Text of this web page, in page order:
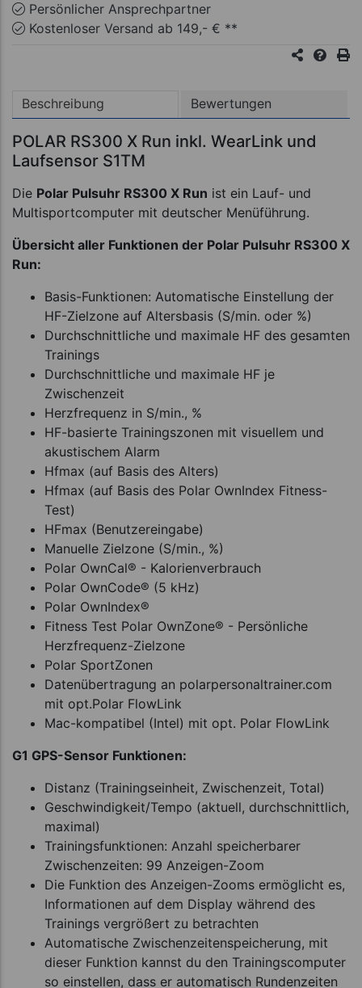
Persönlicher Ansprechpartner
Kostenloser Versand ab 149,- € **
Beschreibung Bewertungen
POLAR RS300 X Run inkl. WearLink und
Laufsensor S1TM
Die Polar Pulsuhr RS300 X Run ist ein Lauf- und
Multisportcomputer mit deutscher Menüführung.
Übersicht aller Funktionen der Polar Pulsuhr RS300 X
Run:
Basis-Funktionen: Automatische Einstellung der
HF-Zielzone auf Altersbasis (S/min. oder %)
Durchschnittliche und maximale HF des gesamten
Trainings
Durchschnittliche und maximale HF je
Zwischenzeit
Herzfrequenz in S/min., %
HF-basierte Trainingszonen mit visuellem und
akustischem Alarm
Hfmax (auf Basis des Alters)
Hfmax (auf Basis des Polar OwnIndex Fitness-
Test)
HFmax (Benutzereingabe)
Manuelle Zielzone (S/min., %)
Polar OwnCal® - Kalorienverbrauch
Polar OwnCode® (5 kHz)
Polar OwnIndex®
Fitness Test Polar OwnZone® - Persönliche
Herzfrequenz-Zielzone
Polar SportZonen
Datenübertragung an polarpersonaltrainer.com
mit opt.Polar FlowLink
Mac-kompatibel (Intel) mit opt. Polar FlowLink
G1 GPS-Sensor Funktionen:
Distanz (Trainingseinheit, Zwischenzeit, Total)
Geschwindigkeit/Tempo (aktuell, durchschnittlich,
maximal)
Trainingsfunktionen: Anzahl speicherbarer
Zwischenzeiten: 99 Anzeigen-Zoom
Die Funktion des Anzeigen-Zooms ermöglicht es,
Informationen auf dem Display während des
Trainings vergrößert zu betrachten
Automatische Zwischenzeitenspeicherung, mit
dieser Funktion kannst du den Trainingscomputer
so einstellen, dass er automatisch Rundenzeiten